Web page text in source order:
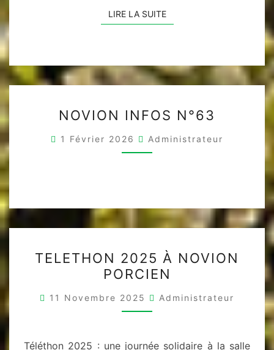
LIRE LA SUITELIRE LA SUITE
INFOS
N°63
NOVION INFOS N°63
1 Février 2026 Administrateur
2025
À
NOVION
PORCIEN
TELETHON 2025 À NOVION
PORCIEN
11 Novembre 2025 Administrateur
Téléthon 2025 : une journée solidaire à la salle